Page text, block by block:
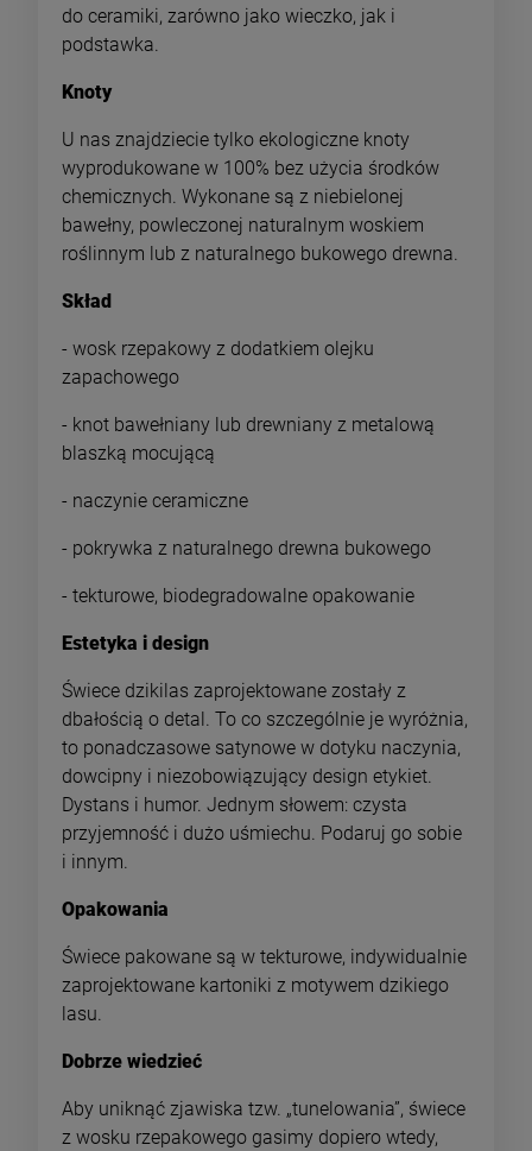
do ceramiki, zarówno jako wieczko, jak i
podstawka.
Knoty
U nas znajdziecie tylko ekologiczne knoty
wyprodukowane w 100% bez użycia środków
chemicznych. Wykonane są z niebielonej
bawełny, powleczonej naturalnym woskiem
roślinnym lub z naturalnego bukowego drewna.
Skład
- wosk rzepakowy z dodatkiem olejku
zapachowego
- knot bawełniany lub drewniany z metalową
blaszką mocującą
- naczynie ceramiczne
- pokrywka z naturalnego drewna bukowego
- tekturowe, biodegradowalne opakowanie
Estetyka i design
Świece dzikilas zaprojektowane zostały z
dbałością o detal. To co szczególnie je wyróżnia,
to ponadczasowe satynowe w dotyku naczynia,
dowcipny i niezobowiązujący design etykiet.
Dystans i humor. Jednym słowem: czysta
przyjemność i dużo uśmiechu. Podaruj go sobie
i innym.
Opakowania
Świece pakowane są w tekturowe, indywidualnie
zaprojektowane kartoniki z motywem dzikiego
lasu.
Dobrze wiedzieć
Aby uniknąć zjawiska tzw. „tunelowania”, świece
z wosku rzepakowego gasimy dopiero wtedy,